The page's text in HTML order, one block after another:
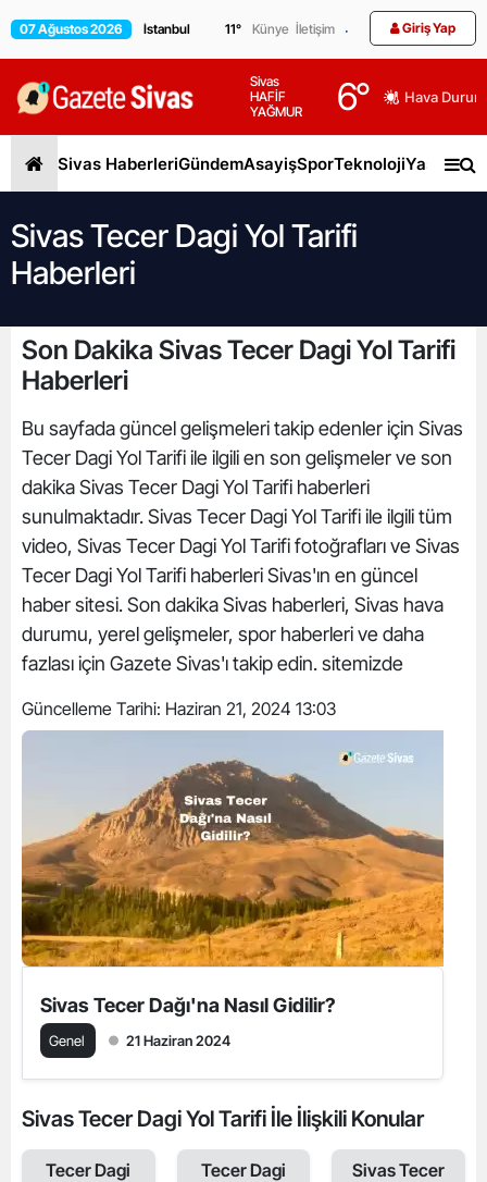
07 Ağustos 2026 11° Künye İletişim Giriş Yap
Sivas
HAFİF
YAĞMUR
6° Hava
Sivas HaberleriGündemAsayişSporTeknolojiYaşam
Sivas Tecer Dagi Yol Tarifi
Haberleri
Son Dakika Sivas Tecer Dagi Yol Tarifi
Haberleri
Bu sayfada güncel gelişmeleri takip edenler için Sivas
Tecer Dagi Yol Tarifi ile ilgili en son gelişmeler ve son
dakika Sivas Tecer Dagi Yol Tarifi haberleri
sunulmaktadır. Sivas Tecer Dagi Yol Tarifi ile ilgili tüm
video, Sivas Tecer Dagi Yol Tarifi fotoğrafları ve Sivas
Tecer Dagi Yol Tarifi haberleri Sivas'ın en güncel
haber sitesi. Son dakika Sivas haberleri, Sivas hava
durumu, yerel gelişmeler, spor haberleri ve daha
fazlası için Gazete Sivas'ı takip edin. sitemizde
Güncelleme Tarihi: Haziran 21, 2024 13:03
Sivas Tecer Dağı'na Nasıl Gidilir?
Genel 21 Haziran 2024
Sivas Tecer Dagi Yol Tarifi İle İlişkili Konular
Tecer Dagi
Tecer Dagi
Sivas Tecer